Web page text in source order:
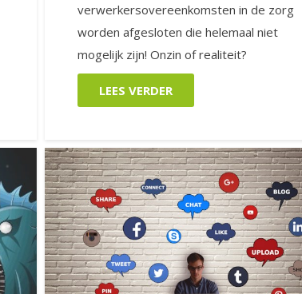
verwerkersovereenkomsten in de zorg
worden afgesloten die helemaal niet
mogelijk zijn! Onzin of realiteit?
LEES VERDER